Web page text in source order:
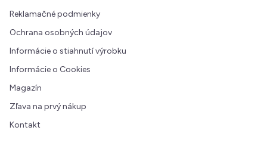
Reklamačné podmienky
Ochrana osobných údajov
Informácie o stiahnutí výrobku
Informácie o Cookies
Magazín
Zľava na prvý nákup
Kontakt